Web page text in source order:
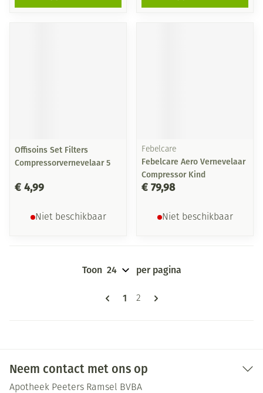
Offisoins Set Filters
Compressorvernevelaar 5
€ 4,99
Niet beschikbaar
Febelcare
Febelcare Aero Vernevelaar
Compressor Kind
€ 79,98
Niet beschikbaar
Pagina's
U lees momenteel pagina
1 Pagina
2
Toon per pagina
Neem contact met ons op
Apotheek Peeters Ramsel BVBA